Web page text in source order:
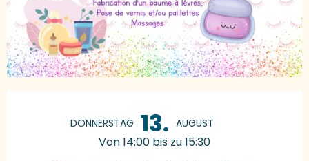
DONNERSTAG 13. AUGUST
Von 14:00 bis zu 15:30